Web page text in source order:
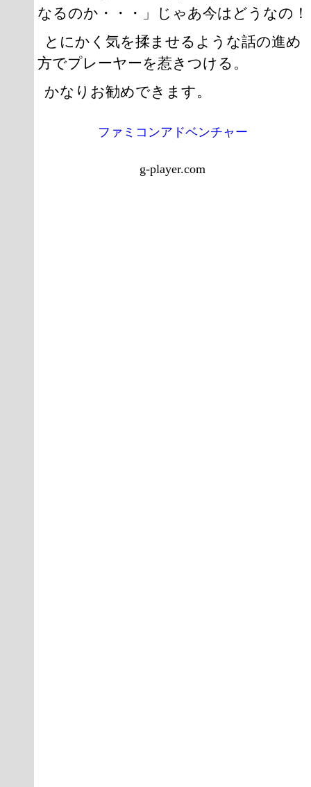
なるのか・・・」じゃあ今はどうなの！
とにかく気を揉ませるような話の進め
方でプレーヤーを惹きつける。
かなりお勧めできます。
ファミコンアドベンチャー
g-player.com